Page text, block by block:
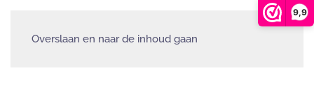
9,9
Overslaan en naar de inhoud gaan